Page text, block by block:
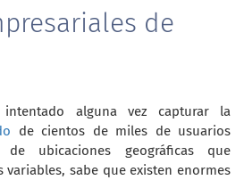
de
intentado alguna vez capturar la
de cientos de miles de usuarios
ubicaciones geográficas que
variables, sabe que existen enormes